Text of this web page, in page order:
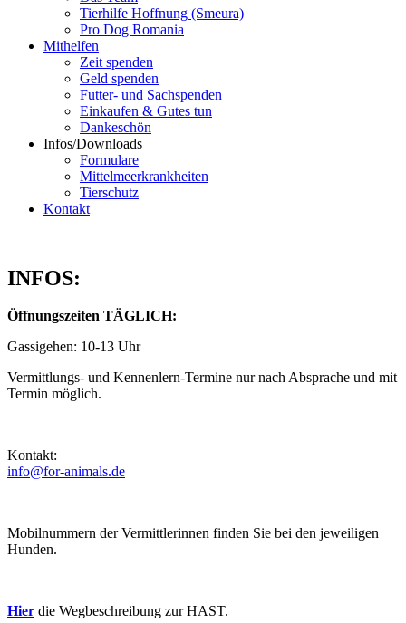
Tierhilfe Hoffnung (Smeura)
Pro Dog Romania
Mithelfen
Zeit spenden
Geld spenden
Futter- und Sachspenden
Einkaufen & Gutes tun
Dankeschön
Infos/Downloads
Formulare
Mittelmeerkrankheiten
Tierschutz
Kontakt
INFOS:
Öffnungszeiten TÄGLICH:
Gassigehen: 10-13 Uhr
Vermittlungs- und Kennenlern-Termine nur nach Absprache und mit
Termin möglich.
Kontakt:
info@for-animals.de
Mobilnummern der Vermittlerinnen finden Sie bei den jeweiligen
Hunden.
Hier die Wegbeschreibung zur HAST.